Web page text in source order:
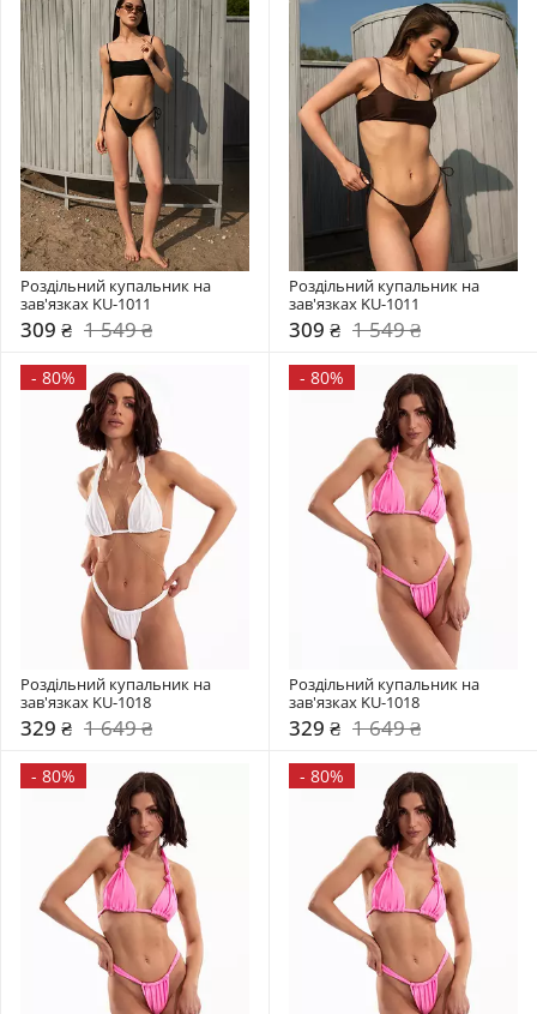
Роздільний купальник на
зав'язках KU-1011
309 ₴ 1 549 ₴
Роздільний купальник на
зав'язках KU-1011
309 ₴ 1 549 ₴
- 80%
Роздільний купальник на
зав'язках KU-1018
329 ₴ 1 649 ₴
- 80%
Роздільний купальник на
зав'язках KU-1018
329 ₴ 1 649 ₴
- 80% - 80%